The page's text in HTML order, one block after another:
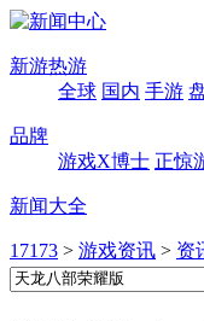
新游热游
全球 国内 手游
品牌
游戏X博士 正惊
新闻大全
17173 > 游戏资讯 > 资